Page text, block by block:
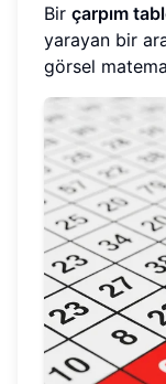
Bir çarpım
yarayan bir
görsel